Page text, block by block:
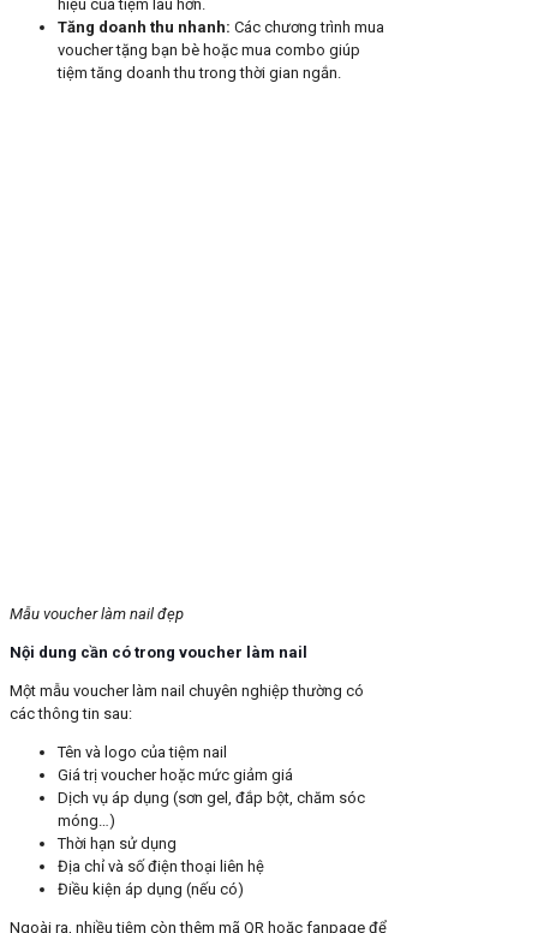
hiệu của tiệm lâu hơn.
Tăng doanh thu nhanh: Các chương trình mua
voucher tặng bạn bè hoặc mua combo giúp
tiệm tăng doanh thu trong thời gian ngắn.
Mẫu voucher làm nail đẹp
Nội dung cần có trong voucher làm nail
Một mẫu voucher làm nail chuyên nghiệp thường có
các thông tin sau:
Tên và logo của tiệm nail
Giá trị voucher hoặc mức giảm giá
Dịch vụ áp dụng (sơn gel, đắp bột, chăm sóc
móng…)
Thời hạn sử dụng
Địa chỉ và số điện thoại liên hệ
Điều kiện áp dụng (nếu có)
Ngoài ra, nhiều tiệm còn thêm mã QR hoặc fanpage để